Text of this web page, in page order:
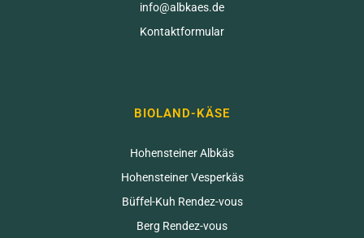
info@albkaes.de
Kontaktformular
BIOLAND-KÄSE
Hohensteiner Albkäs
Hohensteiner Vesperkäs
Büffel-Kuh Rendez-vous
Berg Rendez-vous